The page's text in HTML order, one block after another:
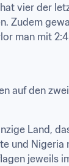
vier der
Zudem
man mit
auf den
Land,
und
jeweils